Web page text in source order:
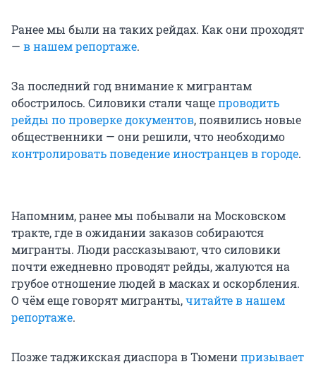
Ранее мы были на таких рейдах. Как они проходят
— в нашем репортаже.
За последний год внимание к мигрантам
обострилось. Силовики стали чащепроводить
рейды по проверке документов, появились новые
общественники — они решили, что необходимо
контролировать поведение иностранцев в городе.
Напомним, ранее мы побывали на Московском
тракте, где в ожидании заказов собираются
мигранты. Люди рассказывают, что силовики
почти ежедневно проводят рейды, жалуются на
грубое отношение людей в масках и оскорбления.
О чём еще говорят мигранты,читайте в нашем
репортаже.
Позже таджикская диаспора в Тюменипризывает